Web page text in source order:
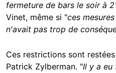
fermeture de bars le soir à
Vinet, même si "ces
n'avait pas trop de
Ces restrictions sont
Patrick Zylberman. "Il y a eu